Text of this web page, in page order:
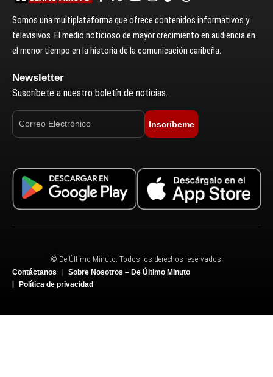
Somos una multiplataforma que ofrece contenidos informativos y
televisivos. El medio noticioso de mayor crecimiento en audiencia en
el menor tiempo en la historia de la comunicación caribeña.
Newsletter
Suscríbete a nuestro boletín de noticias.
Inscríbeme
© De Último Minuto. Todos los derechos reservados.
Contáctanos
Sobre Nosotros – De Último Minuto
Política de privacidad